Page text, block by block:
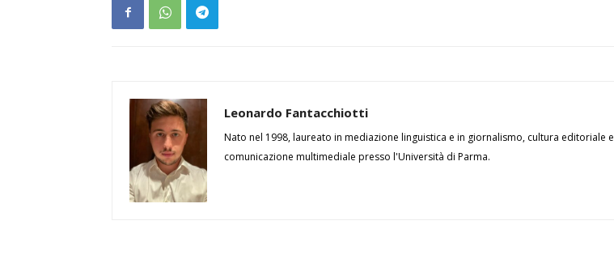
Leonardo Fantacchiotti
Nato nel 1998, laureato in mediazione linguistica e in giornalismo, cultura editoriale e
comunicazione multimediale presso l'Università di Parma.